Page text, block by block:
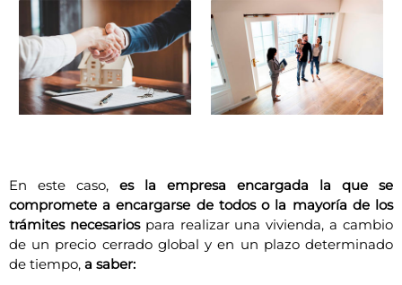
En este caso, es la empresa encargada la que se
compromete a encargarse de todos o la mayoría de los
trámites necesariospara realizar una vivienda, a cambio
de un precio cerrado global y en un plazo determinado
de tiempo, a saber: